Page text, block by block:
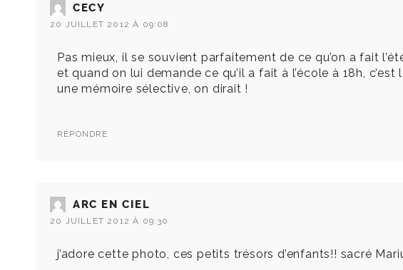
CECY
20 JUILLET 2012 À 09:08
Pas mieux, il se souvient parfaitement de ce qu’on a fait
et quand on lui demande ce qu’il a fait à l’école à 18h, c’est
une mémoire sélective, on dirait !
RÉPONDRE
ARC EN CIEL
20 JUILLET 2012 À 09:30
j’adore cette photo, ces petits trésors d’enfants!! sacré